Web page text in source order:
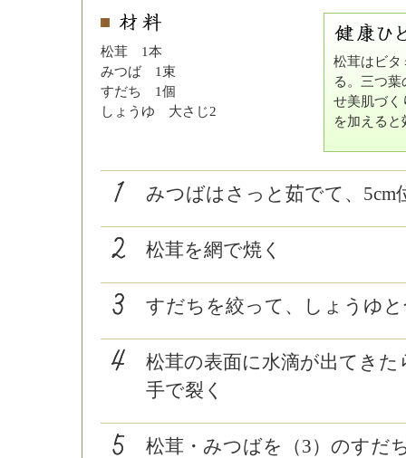
松茸 1本
みつば 1束
すだち 1個
しょうゆ 大さじ2
松茸はビタ
る。三つ
せ美肌づく
を加えると
みつばはさっと茹でて、5cm
松茸を網で焼く
すだちを絞って、しょうゆ
松茸の表面に水滴が出てき
手で裂く
松茸・みつばを（3）のすだ